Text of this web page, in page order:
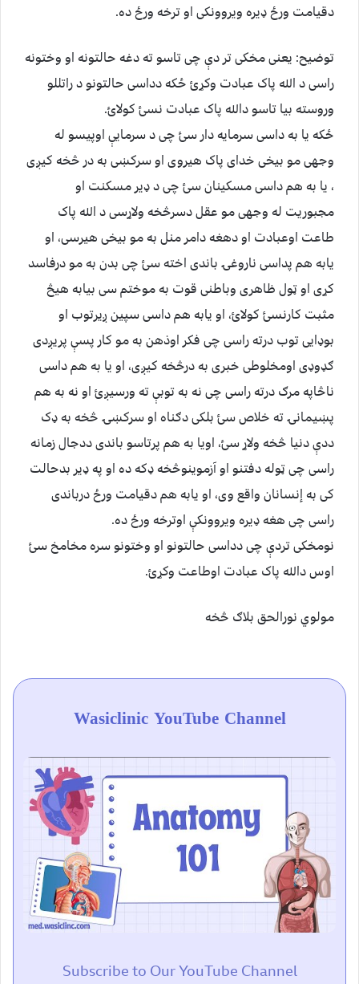
دقیامت ورځ ډیره ویروونکی او ترخه ورځ ده.
توضیح: یعنی مخکی تر دې چی تاسو ته دغه حالتونه او وختونه
راسی د الله پاک عبادت وکړئ ځکه دداسی حالتونو د راتللو
وروسته بیا تاسو دالله پاک عبادت نسئ کولائ.
ځکه یا به داسی سرمایه دار سئ چی د سرمایې اوپیسو له
وجهی مو بیخی خدای پاک هیروی او سرکښی به در څخه کیږی
، یا به هم داسی مسکینان سئ چی د ډیر مسکنت او
مجبوریت له وجهی مو عقل دسرڅخه ولاړسی د الله پاک
طاعت اوعبادت او دهغه دامر منل به مو بیخی هیرسی، او
یابه هم پداسی ناروغۍ باندی اخته سئ چی بدن به مو درفاسد
کړی او ټول ظاهری وباطنی قوت به موختم سی بیابه هیڅ
مثبت کارنسئ کولائ، او یابه هم داسی سپین ږیرتوب او
بوډایی توب درته راسی چی فکر اوذهن به مو کار پسې پریږدی
ګډوډی اومخلوطی خبری به درڅخه کیږی، او یا به هم داسی
ناڅاپه مرګ درته راسی چی نه به توبې ته ورسیږئ او نه به هم
پښیمانۍ ته خلاص سئ بلکی دګناه او سرکښۍ څخه به ډک
ددې دنیا څخه ولاړ سئ، اویا به هم پرتاسو باندی ددجال زمانه
راسی چی ټوله دفتنو او آزموینوڅخه ډکه ده او په ډیر بدحالت
کی به إنسانان واقع وی، او یابه هم دقیامت ورځ درباندی
راسی چی هغه ډیره ویروونکې اوترخه ورځ ده.
نومخکی تردې چی دداسی حالتونو او وختونو سره مخامخ سئ
اوس دالله پاک عبادت اوطاعت وکړئ.
مولوي نورالحق بلاګ څخه
Wasiclinic YouTube Channel
Subscribe to Our YouTube Channel